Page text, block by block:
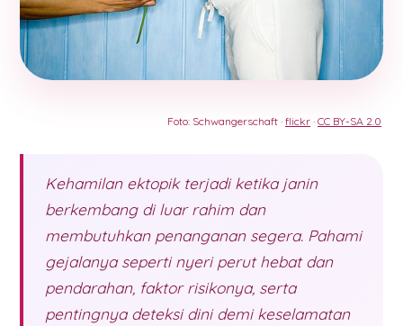
Foto: Schwangerschaft · flickr · CC BY-SA 2.0
Kehamilan ektopik terjadi ketika janin
berkembang di luar rahim dan
membutuhkan penanganan segera. Pahami
gejalanya seperti nyeri perut hebat dan
pendarahan, faktor risikonya, serta
pentingnya deteksi dini demi keselamatan